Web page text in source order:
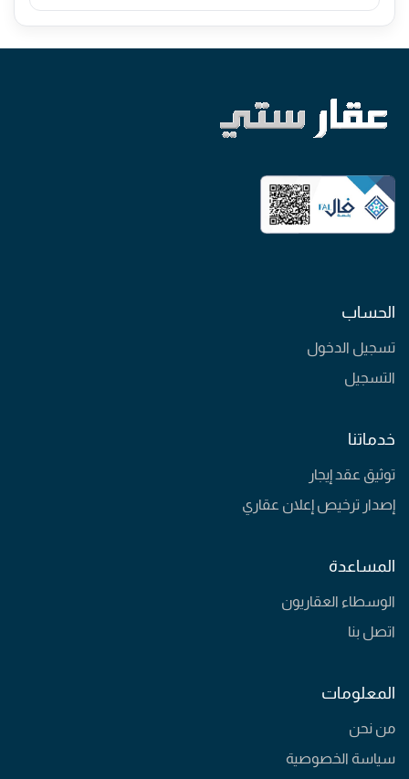
الحساب
تسجيل الدخول
التسجيل
خدماتنا
توثيق عقد إيجار
إصدار ترخيص إعلان عقاري
المساعدة
الوسطاء العقاريون
اتصل بنا
المعلومات
من نحن
سياسة الخصوصية